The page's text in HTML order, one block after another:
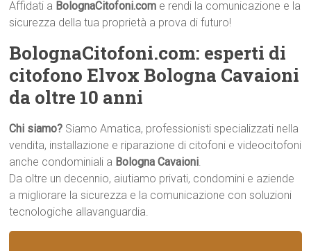
Affidati a BolognaCitofoni.com e rendi la comunicazione e la
sicurezza della tua proprietà a prova di futuro!
BolognaCitofoni.com: esperti di
citofono Elvox Bologna Cavaioni
da oltre 10 anni
Chi siamo? Siamo Amatica, professionisti specializzati nella
vendita, installazione e riparazione di citofoni e videocitofoni
anche condominiali a Bologna Cavaioni.
Da oltre un decennio, aiutiamo privati, condomini e aziende
a migliorare la sicurezza e la comunicazione con soluzioni
tecnologiche allavanguardia.